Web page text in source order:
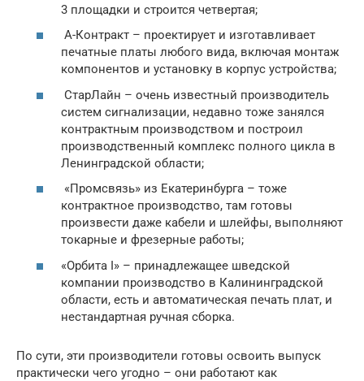
3 площадки и строится четвертая;
А-Контракт – проектирует и изготавливает
печатные платы любого вида, включая монтаж
компонентов и установку в корпус устройства;
СтарЛайн – очень известный производитель
систем сигнализации, недавно тоже занялся
контрактным производством и построил
производственный комплекс полного цикла в
Ленинградской области;
«Промсвязь» из Екатеринбурга – тоже
контрактное производство, там готовы
произвести даже кабели и шлейфы, выполняют
токарные и фрезерные работы;
«Орбита I» – принадлежащее шведской
компании производство в Калининградской
области, есть и автоматическая печать плат, и
нестандартная ручная сборка.
По сути, эти производители готовы освоить выпуск
практически чего угодно – они работают как